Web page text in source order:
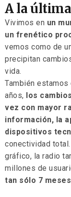
A la
Vivimos en un
un frenético
vemos como de
precipitan
vida.
También
años, los
vez con mayor
información, la
dispositivos
conectividad
gráfico, la radio
millones de
tan sólo 7